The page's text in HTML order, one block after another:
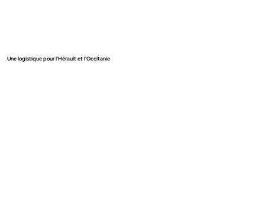
Une logistique pour l'Hérault et l'Occitanie